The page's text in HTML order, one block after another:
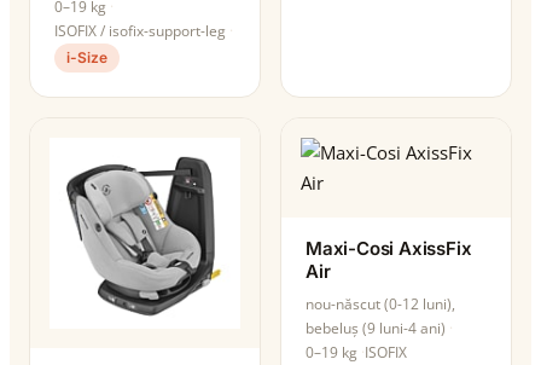
0–19 kg
ISOFIX / isofix-support-leg
i-Size
Maxi-Cosi AxissFix
Air
nou-născut (0-12 luni),
bebeluș (9 luni-4 ani)
0–19 kg ISOFIX